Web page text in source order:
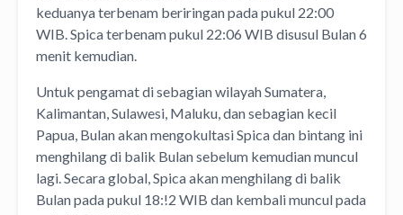
keduanya terbenam beriringan pada pukul 22:00
WIB. Spica terbenam pukul 22:06 WIB disusul Bulan 6
menit kemudian.
Untuk pengamat di sebagian wilayah Sumatera,
Kalimantan, Sulawesi, Maluku, dan sebagian kecil
Papua, Bulan akan mengokultasi Spica dan bintang ini
menghilang di balik Bulan sebelum kemudian muncul
lagi. Secara global, Spica akan menghilang di balik
Bulan pada pukul 18:!2 WIB dan kembali muncul pada